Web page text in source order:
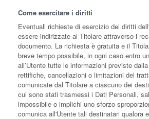
Come esercitare i diritti
Eventuali richieste di esercizio dei diritti
essere indirizzate al Titolare attraverso i
documento. La richiesta è gratuita e il
breve tempo possibile, in ogni caso entro
all’Utente tutte le informazioni previste
rettifiche, cancellazioni o limitazioni del
comunicate dal Titolare a ciascuno dei
cui sono stati trasmessi i Dati Personali,
impossibile o implichi uno sforzo
comunica all'Utente tali destinatari qualora